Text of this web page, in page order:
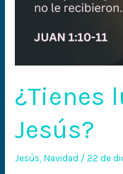
¿Tienes
Jesús?
Jesús Navidad /22 de